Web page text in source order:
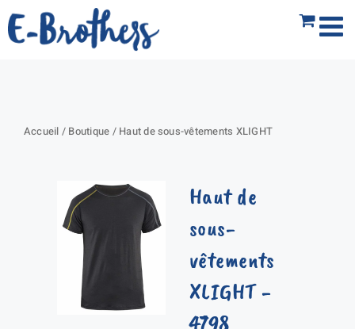
Passer
au
Accueil / Boutique / Haut de sous-vêtements XLIGHT
Haut de
sous-
vêtements
XLIGHT-
4798